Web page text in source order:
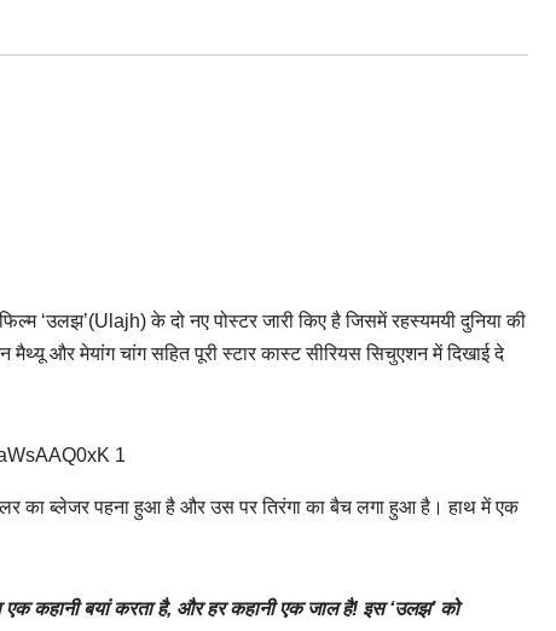
‘उलझ’(Ulajh) के दो नए पोस्टर जारी किए है जिसमें रहस्यमयी दुनिया की
और मेयांग चांग सहित पूरी स्टार कास्ट सीरियस सिचुएशन में दिखाई दे
का ब्लेजर पहना हुआ है और उस पर तिरंगा का बैच लगा हुआ है। हाथ में एक
एक कहानी बयां करता है, और हर कहानी एक जाल है! इस ‘उलझ’ को